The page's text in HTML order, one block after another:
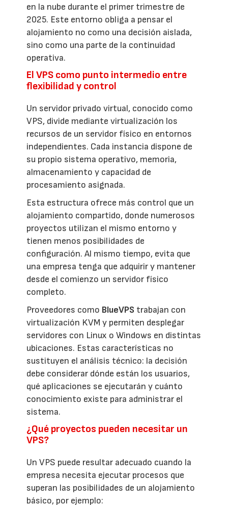
en la nube durante el primer trimestre de
2025. Este entorno obliga a pensar el
alojamiento no como una decisión aislada,
sino como una parte de la continuidad
operativa.
El VPS como punto intermedio entre
flexibilidad y control
Un servidor privado virtual, conocido como
VPS, divide mediante virtualización los
recursos de un servidor físico en entornos
independientes. Cada instancia dispone de
su propio sistema operativo, memoria,
almacenamiento y capacidad de
procesamiento asignada.
Esta estructura ofrece más control que un
alojamiento compartido, donde numerosos
proyectos utilizan el mismo entorno y
tienen menos posibilidades de
configuración. Al mismo tiempo, evita que
una empresa tenga que adquirir y mantener
desde el comienzo un servidor físico
completo.
Proveedores como BlueVPS trabajan con
virtualización KVM y permiten desplegar
servidores con Linux o Windows en distintas
ubicaciones. Estas características no
sustituyen el análisis técnico: la decisión
debe considerar dónde están los usuarios,
qué aplicaciones se ejecutarán y cuánto
conocimiento existe para administrar el
sistema.
¿Qué proyectos pueden necesitar un
VPS?
Un VPS puede resultar adecuado cuando la
empresa necesita ejecutar procesos que
superan las posibilidades de un alojamiento
básico, por ejemplo: